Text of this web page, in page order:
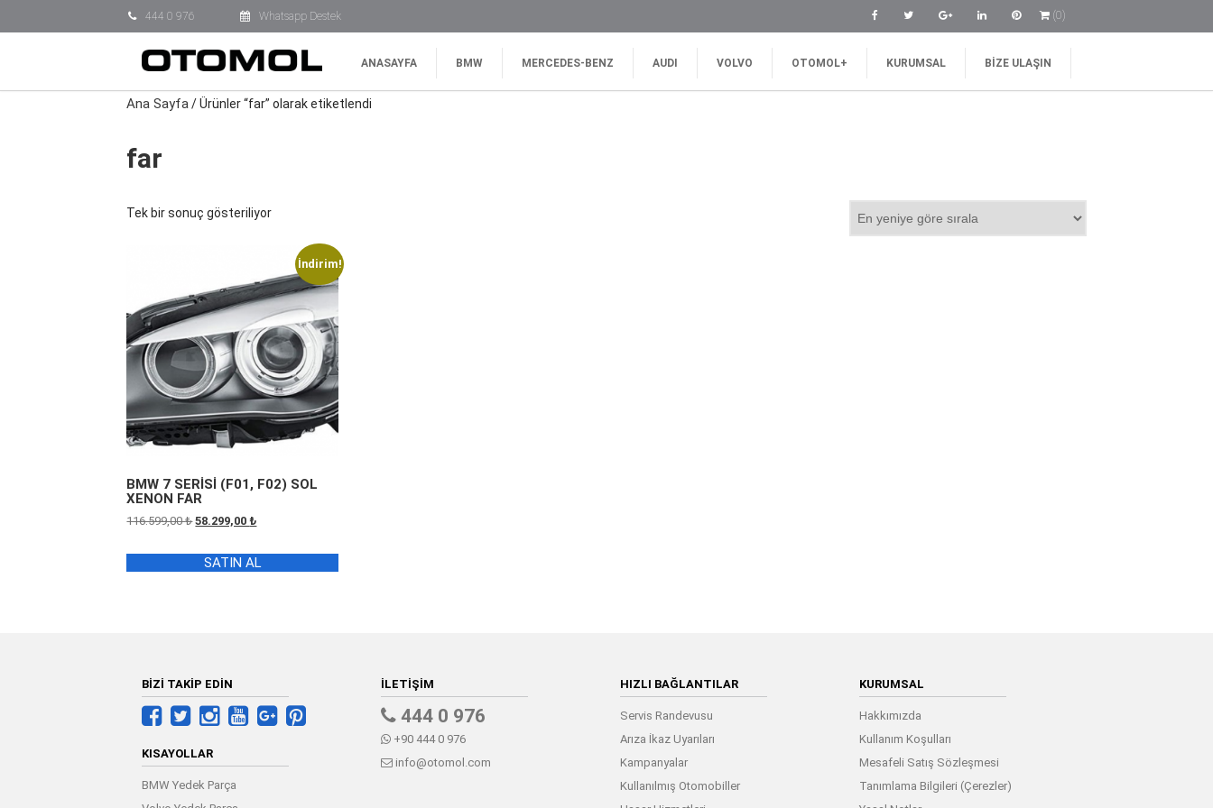
444 0 976 Whatsapp Destek (0)
ANASAYFA BMW MERCEDES-BENZ AUDI VOLVO OTOMOL+ KURUMSAL BIZE ULAŞIN
Ana Sayfa/ Ürünler “far” olarak etiketlendi
far
Tek bir sonuç gösteriliyor
İndirim!
BMW 7 SERİSİ (F01, F02) SOL
XENON FAR
116.599,00₺Orijinal
116.599,00 ₺.
58.299,00₺Şu
fiyat:
58.299,00 ₺.
SATIN AL
BİZİ TAKİP EDİN
KISAYOLLAR
BMW Yedek Parça
İLETIŞIM
444 0 976
+90 444 0 976
info@otomol.com
HIZLI BAĞLANTILAR
Servis Randevusu
Arıza İkaz Uyarıları
Kampanyalar
Kullanılmış Otomobiller
KURUMSAL
Hakkımızda
Kullanım Koşulları
Mesafeli Satış Sözleşmesi
Tanımlama Bilgileri (Çerezler)